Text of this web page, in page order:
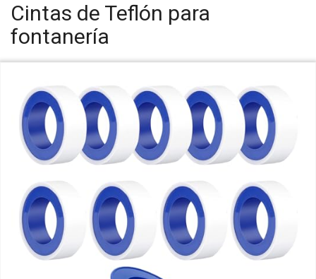
Cintas de Teflón para
fontanería